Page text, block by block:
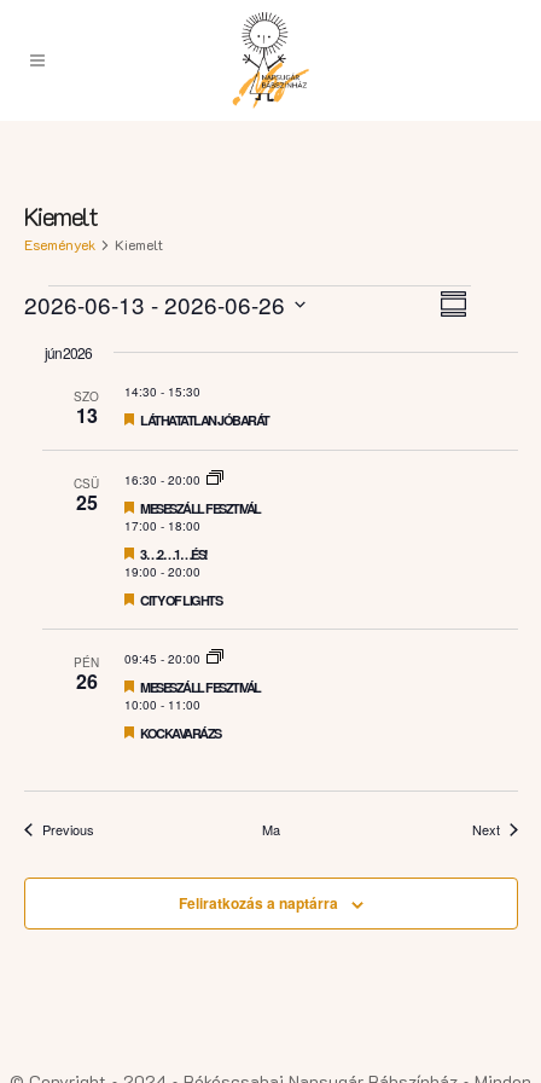
Kiemelt
Események Kiemelt
Események
Navigációs
Esemény
nézet
Summary
2026-06-13 - 2026-06-26
date.
jún 2026
SZO
13
14:30 - 15:30
Featured
LÁTHATATLAN JÓBARÁT
CSÜ
25
16:30 - 20:00
Featured
MESESZÁLL FESZTIVÁL
17:00 - 18:00
Featured
3…2…1…ÉS!
19:00 - 20:00
Featured
CITY OF LIGHTS
PÉN
26
09:45 - 20:00
Featured
MESESZÁLL FESZTIVÁL
10:00 - 11:00
Featured
KOCKAVARÁZS
PreviousEsemények Ma Next
Feliratkozás a naptárra